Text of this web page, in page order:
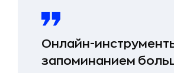
Онлайн-
запоминанием